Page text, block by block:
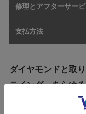
修理とアフターサービ
支払方法
ダイヤモンドと取
テイング。あらゆ
とで、より一層ダ